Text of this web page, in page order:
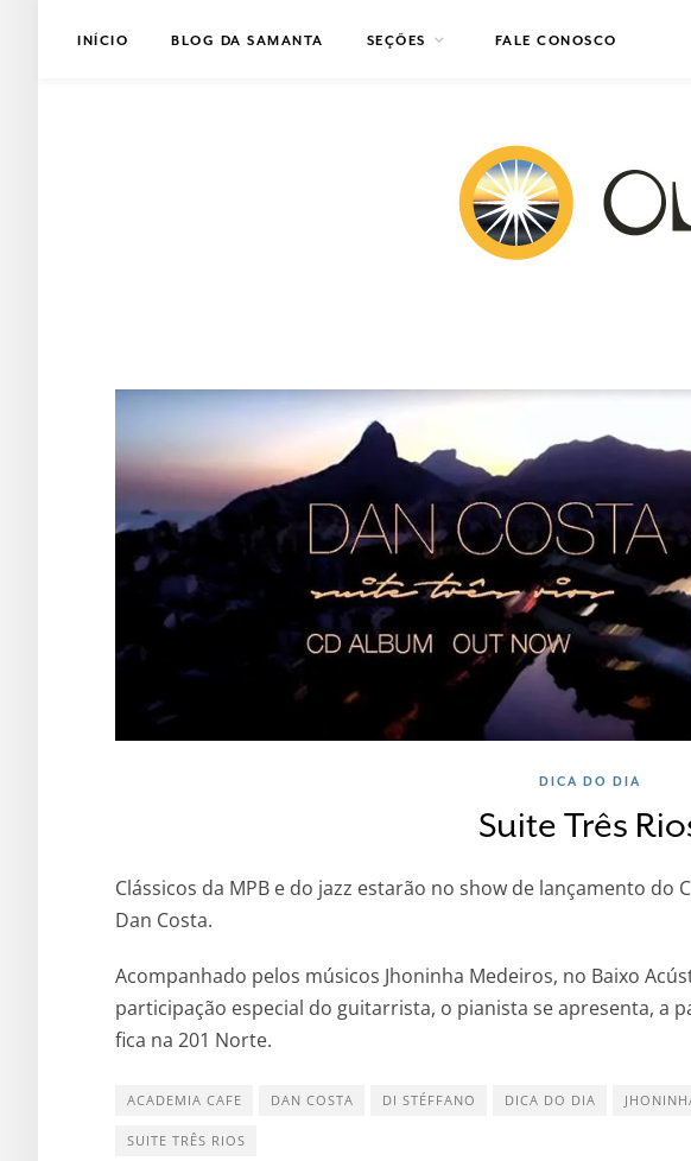
INÍCIO BLOG DA SAMANTA SEÇÕES FALE CONOSCO
DICA DO DIA
Suite Três
Clássicos da MPB e do jazz estarão no show de lançamento do
Dan Costa.
Acompanhado pelos músicos Jhoninha Medeiros, no Baixo
participação especial do guitarrista, o pianista se apresenta, a
fica na 201 Norte.
ACADEMIA CAFE DAN COSTA DI STÉFFANO DICA DO DIA
SUITE TRÊS RIOS